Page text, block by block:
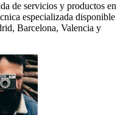
de servicios y productos en
especializada disponible
Barcelona, Valencia y